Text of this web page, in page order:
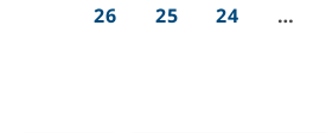
…
24
25
26